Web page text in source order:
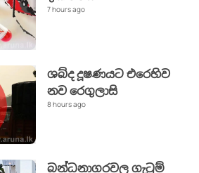
7 hours ago
ශබ්ද දූෂණයට එරෙහිව
නව රෙගුලාසි
8 hours ago
බන්ධනාගරවල ගැටුම්